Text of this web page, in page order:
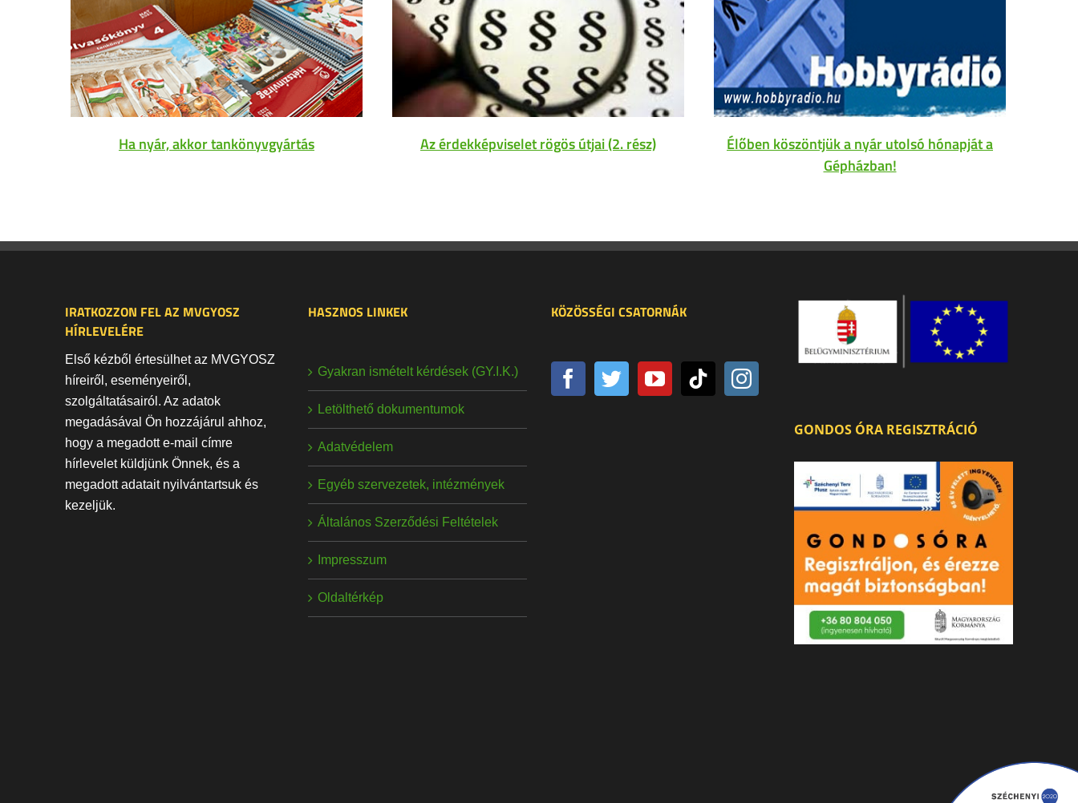
Ha nyár, akkor tankönyvgyártás Az érdekképviselet rögös útjai (2. rész)
Élőben köszöntjük a nyár utolsó hónapját a
Gépházban!
IRATKOZZON FEL AZ MVGYOSZ
HÍRLEVELÉRE
Első kézből értesülhet az MVGYOSZ
híreiről, eseményeiről,
szolgáltatásairól. Az adatok
megadásával Ön hozzájárul ahhoz,
hogy a megadott e-mail címre
hírlevelet küldjünk Önnek, és a
megadott adatait nyilvántartsuk és
kezeljük.
HASZNOS LINKEK
Gyakran ismételt kérdések (GY.I.K.)
Letölthető dokumentumok
Adatvédelem
Egyéb szervezetek, intézmények
Általános Szerződési Feltételek
Impresszum
Oldaltérkép
KÖZÖSSÉGI CSATORNÁK
GONDOS ÓRA REGISZTRÁCIÓ